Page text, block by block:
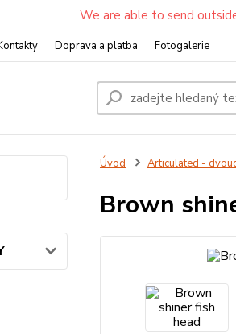
We are able to send
Doprava a platba Fotogalerie
Úvod Articulated -
Brown